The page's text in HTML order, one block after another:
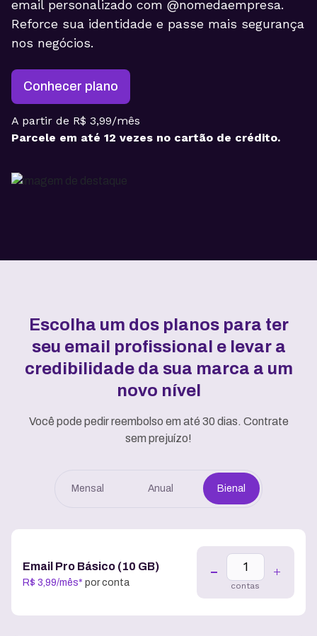
email personalizado com @nomedaempresa.
Reforce sua identidade e passe mais segurança
nos negócios.
Conhecer plano
A partir de R$ 3,99/mês
Parcele em até 12 vezes no cartão de crédito.
Escolha um dos planos para ter
seu email profissional e levar a
credibilidade da sua marca a um
novo nível
Você pode pedir reembolso em até 30 dias. Contrate
sem prejuízo!
Mensal Anual Bienal
Email Pro Básico (10 GB)
R$ 3,99/mês* por conta contas